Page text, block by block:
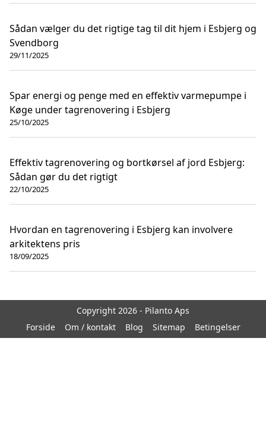
Sådan vælger du det rigtige tag til dit hjem i Esbjerg og
Svendborg
29/11/2025
Spar energi og penge med en effektiv varmepumpe i
Køge under tagrenovering i Esbjerg
25/10/2025
Effektiv tagrenovering og bortkørsel af jord Esbjerg:
Sådan gør du det rigtigt
22/10/2025
Hvordan en tagrenovering i Esbjerg kan involvere
arkitektens pris
18/09/2025
Copyright 2026 - Pilanto Aps
Forside
Om / kontakt Blog Sitemap Betingelser